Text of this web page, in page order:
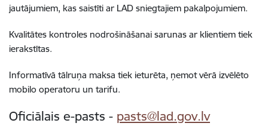
jautājumiem, kas saistīti ar LAD sniegtajiem pakalpojumiem.
Kvalitātes kontroles nodrošināšanai sarunas ar klientiem tiek
ierakstītas.
Informatīvā tālruņa maksa tiek ieturēta, ņemot vērā izvēlēto
mobilo operatoru un tarifu.
Oficiālais e-pasts - pasts@lad.gov.lv